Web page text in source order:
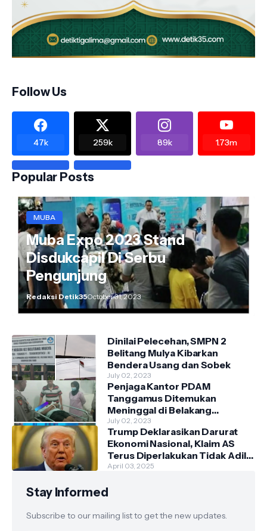
Follow Us
47k 259k 89k 1.73m
Popular Posts
MUBA
Muba Expo 2023 Stand
Disdukcapil Di Serbu
Pengunjung
Redaksi Detik35October 31, 2023
Dinilai Pelecehan, SMPN 2
Belitang Mulya Kibarkan
Bendera Usang dan Sobek
July 02, 2023
Penjaga Kantor PDAM
Tanggamus Ditemukan
Meninggal di Belakang
Kantornya.
July 02, 2023
Trump Deklarasikan Darurat
Ekonomi Nasional, Klaim AS
Terus Diperlakukan Tidak Adil
oleh Negara Asing"
April 03, 2025
Stay Informed
Subscribe to our mailing list to get the new updates.